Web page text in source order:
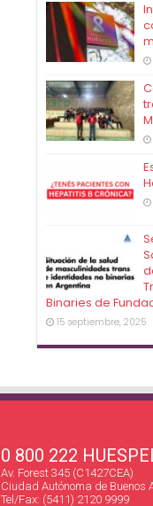
Binaries de
15 septiembre, 2025
0 800 222
Av. Forest 345 (C1427CEA)
Ciudad Autónoma de Buenos
Tel/Fax: (5411) 2120 9999